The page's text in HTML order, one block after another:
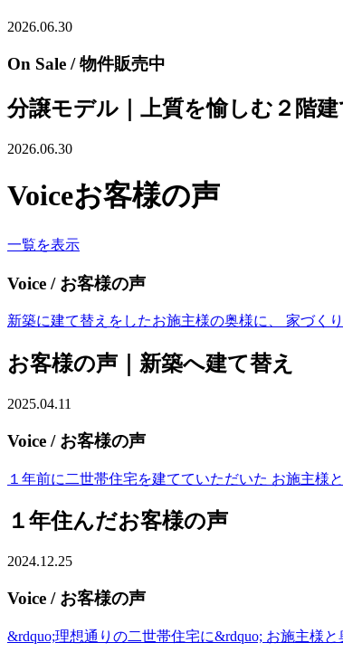
2026.06.30
On Sale / 物件販売中
分譲モデル｜上質を愉しむ２階
2026.06.30
Voiceお客様の声
一覧を表示
Voice / お客様の声
新築に建て替えをしたお施主様の奥様に、 家づく
お客様の声｜新築へ建て替え
2025.04.11
Voice / お客様の声
１年前に二世帯住宅を建てていただいた お施主
１年住んだお客様の声
2024.12.25
Voice / お客様の声
&rdquo;理想通りの二世帯住宅に&rdquo; お施主様